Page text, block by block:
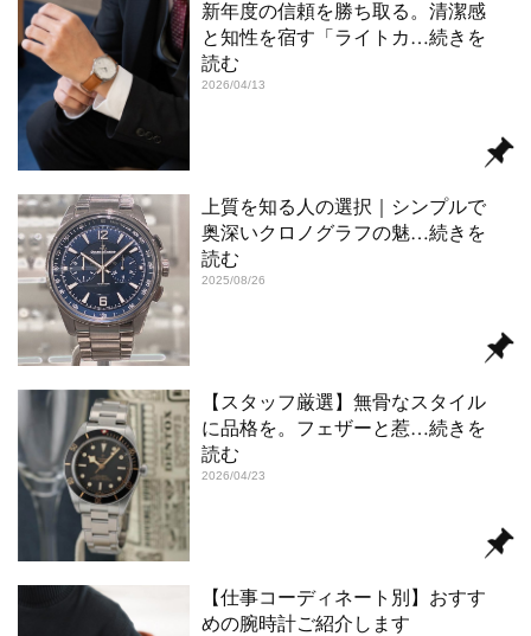
新年度の信頼を勝ち取る。清潔感
と知性を宿す「ライトカ…続きを
読む
2026/04/13
上質を知る人の選択｜シンプルで
奥深いクロノグラフの魅…続きを
読む
2025/08/26
【スタッフ厳選】無骨なスタイル
に品格を。フェザーと惹…続きを
読む
2026/04/23
【仕事コーディネート別】おすす
めの腕時計ご紹介します